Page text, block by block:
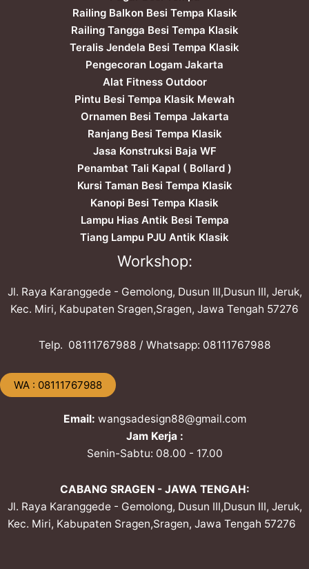
Railing Balkon Besi Tempa Klasik
Railing Tangga Besi Tempa Klasik
Teralis Jendela Besi Tempa Klasik
Pengecoran Logam Jakarta
Alat Fitness Outdoor
Pintu Besi Tempa Klasik Mewah
Ornamen Besi Tempa Jakarta
Ranjang Besi Tempa Klasik
Jasa Konstruksi Baja WF
Penambat Tali Kapal ( Bollard )
Kursi Taman Besi Tempa Klasik
Kanopi Besi Tempa Klasik
Lampu Hias Antik Besi Tempa
Tiang Lampu PJU Antik Klasik
Workshop:
Jl. Raya Karanggede - Gemolong, Dusun III,Dusun III, Jeruk,
Kec. Miri, Kabupaten Sragen,Sragen, Jawa Tengah 57276
Telp. ​08111767988 / Whatsapp: ​08111767988
​WA : 08111767988
Email: wangsadesign88@gmail.com
Jam Kerja :
Senin-Sabtu: 08.00 - 17.00
CABANG SRAGEN - JAWA TENGAH:
Jl. Raya Karanggede - Gemolong, Dusun III,Dusun III, Jeruk,
Kec. Miri, Kabupaten Sragen,Sragen, Jawa Tengah 57276